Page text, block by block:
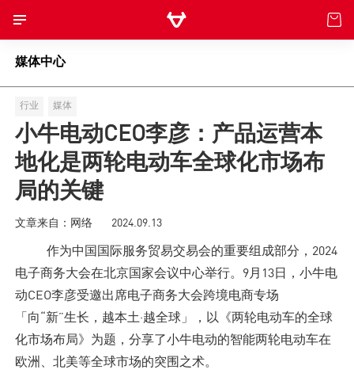
电动自行车
电动摩托车
滑板车
核心科技
NIU POWER
媒体中心
行业 媒体
小牛电动CEO李彦：产品运营本
地化是两轮电动车全球化市场布
局的关键
文章来自：网络 2024.09.13
作为中国国际服务贸易交易会的重要组成部分，2024
电子商务大会在北京国家会议中心举行。9月13日，小牛电
动CEO李彦受邀出席电子商务大会跨境电商专场
「向“新”生长，越本土·越全球」，以《两轮电动车的全球
化市场布局》为题，分享了小牛电动的智能两轮电动车在
欧洲、北美等全球市场的突围之术。